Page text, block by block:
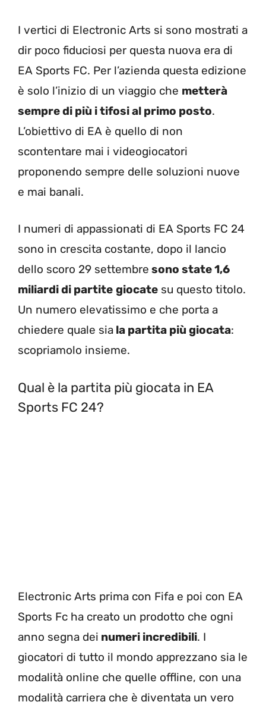
I vertici di Electronic Arts si sono mostrati a
dir poco fiduciosi per questa nuova era di
EA Sports FC. Per l’azienda questa edizione
è solo l’inizio di un viaggio che metterà
sempre di più i tifosi al primo posto.
L’obiettivo di EA è quello di non
scontentare mai i videogiocatori
proponendo sempre delle soluzioni nuove
e mai banali.
I numeri di appassionati di EA Sports FC 24
sono in crescita costante, dopo il lancio
dello scoro 29 settembre sono state 1,6
miliardi di partite giocate su questo titolo.
Un numero elevatissimo e che porta a
chiedere quale sia la partita più giocata:
scopriamolo insieme.
Qual è la partita più giocata in EA
Sports FC 24?
Electronic Arts prima con Fifa e poi con EA
Sports Fc ha creato un prodotto che ogni
anno segna dei numeri incredibili. I
giocatori di tutto il mondo apprezzano sia le
modalità online che quelle offline, con una
modalità carriera che è diventata un vero